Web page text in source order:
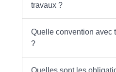
travaux ?
Quelle convention avec
?
Quelles sont les